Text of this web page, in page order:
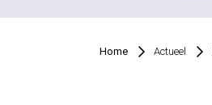
Home Actueel